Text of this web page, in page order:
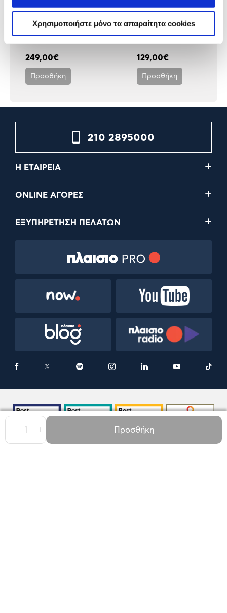
Χρησιμοποιήστε μόνο τα απαραίτητα cookies
1 Προσθήκη
Black
249,00€
Προσθήκη
Black
129,00€
Προσθήκη
210 2895000
Η ΕΤΑΙΡΕΙΑ
ONLINE ΑΓΟΡΕΣ
ΕΞΥΠΗΡΕΤΗΣΗ ΠΕΛΑΤΩΝ